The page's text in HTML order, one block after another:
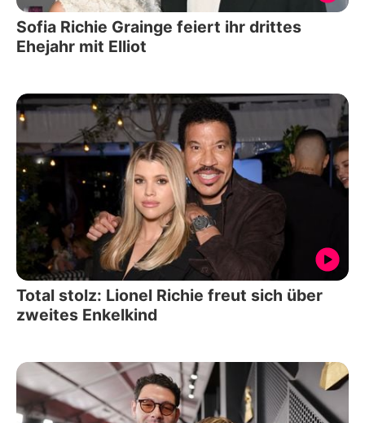
Sofia Richie Grainge feiert ihr drittes
Ehejahr mit Elliot
Total stolz: Lionel Richie freut sich über
zweites Enkelkind